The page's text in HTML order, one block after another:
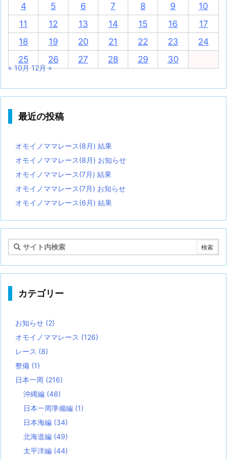
4
5 6 7 8 9
10
11
12 13 14 15 16
17
18
19 20 21 22 23
24
25
26 27 28 29 30
« 10月 12月 »
最近の投稿
オモイノママレース(8月) 結果
オモイノママレース(8月) お知らせ
オモイノママレース(7月) 結果
オモイノママレース(7月) お知らせ
オモイノママレース(6月) 結果
カテゴリー
お知らせ (2)
オモイノママレース (126)
レース (8)
整備 (1)
日本一周 (216)
沖縄編 (48)
日本一周準備編 (1)
日本海編 (34)
北海道編 (49)
太平洋編 (44)